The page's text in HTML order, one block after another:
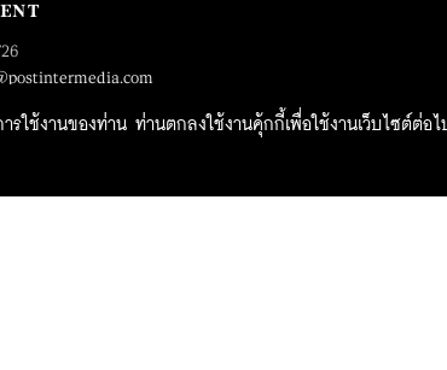
ใช้งานของท่าน ท่านตกลงใช้งานคุ้กกี้เพื่อใช้งานเว็บไซต์ต่อไป